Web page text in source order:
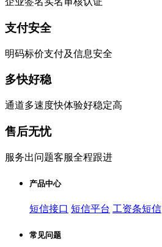
支付安全
明码标价支付及信息安全
多快好稳
通道多速度快体验好稳定高
售后无忧
服务出问题客服全程跟进
产品中心
短信接口 短信平台 工资条短信
常见问题